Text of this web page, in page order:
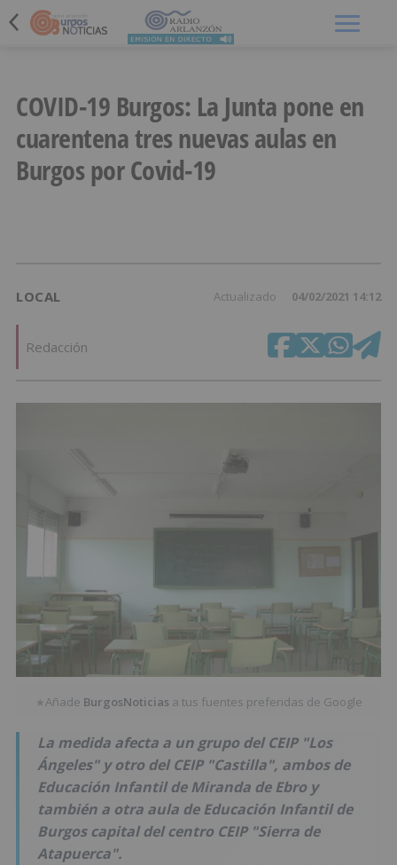
COVID-19 Burgos: La Junta pone en
cuarentena tres nuevas aulas en
Burgos por Covid-19
LOCAL Actualizado 04/02/2021 14:12
Redacción
★Añade BurgosNoticias a tus fuentes preferidas de Google
La medida afecta a un grupo del CEIP "Los
Ángeles" y otro del CEIP "Castilla", ambos de
Educación Infantil de Miranda de Ebro y
también a otra aula de Educación Infantil de
Burgos capital del centro CEIP "Sierra de
Atapuerca".